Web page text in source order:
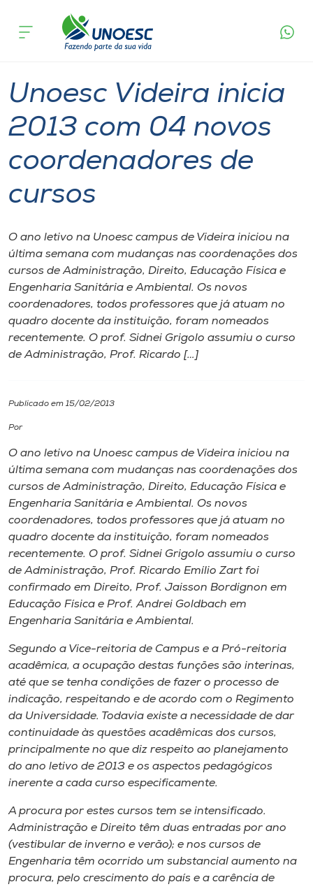
Cursos
Pesquisa
Atendimento ao Estudante
Portal de Ensino
A
Internacionalização
I.nova
Cultura
CPA
Biblioteca
Editora
Rádio
Unoesc
Store
Selecione
o idioma
A+
A-
acontece
Unoesc Videira inicia
2013 com 04 novos
coordenadores de
cursos
O ano letivo na Unoesc campus de Videira iniciou na
última semana com mudanças nas coordenações dos
cursos de Administração, Direito, Educação Física e
Engenharia Sanitária e Ambiental. Os novos
coordenadores, todos professores que já atuam no
quadro docente da instituição, foram nomeados
recentemente. O prof. Sidnei Grigolo assumiu o curso
de Administração, Prof. Ricardo […]
Publicado em 15/02/2013
Por
O ano letivo na Unoesc campus de Videira iniciou na
última semana com mudanças nas coordenações dos
cursos de Administração, Direito, Educação Física e
Engenharia Sanitária e Ambiental. Os novos
coordenadores, todos professores que já atuam no
quadro docente da instituição, foram nomeados
recentemente. O prof. Sidnei Grigolo assumiu o curso
de Administração, Prof. Ricardo Emílio Zart foi
confirmado em Direito, Prof. Jaisson Bordignon em
Educação Física e Prof. Andrei Goldbach em
Engenharia Sanitária e Ambiental.
Segundo a Vice-reitoria de Campus e a Pró-reitoria
acadêmica, a ocupação destas funções são interinas,
até que se tenha condições de fazer o processo de
indicação, respeitando e de acordo com o Regimento
da Universidade. Todavia existe a necessidade de dar
continuidade às questões acadêmicas dos cursos,
principalmente no que diz respeito ao planejamento
do ano letivo de 2013 e os aspectos pedagógicos
inerente a cada curso especificamente.
A procura por estes cursos tem se intensificado.
Administração e Direito têm duas entradas por ano
(vestibular de inverno e verão); e nos cursos de
Engenharia têm ocorrido um substancial aumento na
procura, pelo crescimento do país e a carência de